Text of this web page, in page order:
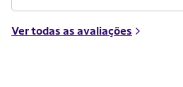
Ver todas as avaliações